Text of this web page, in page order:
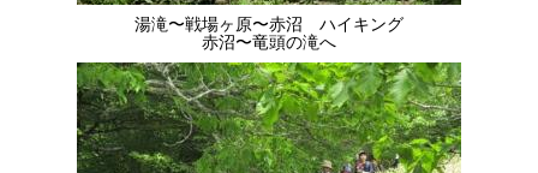
湯滝〜戦場ヶ原〜赤沼 ハイキング
赤沼〜竜頭の滝へ